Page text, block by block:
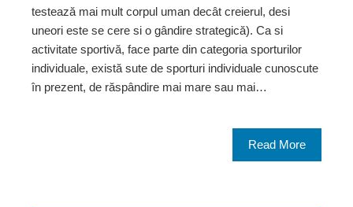
testează mai mult corpul uman decât creierul, desi
uneori este se cere si o gândire strategică). Ca si
activitate sportivă, face parte din categoria sporturilor
individuale, există sute de sporturi individuale cunoscute
în prezent, de răspândire mai mare sau mai…
Read More